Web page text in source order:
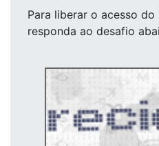
Para liberar o acesso do
responda ao desafio